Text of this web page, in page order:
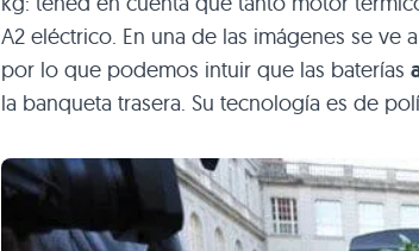
A2 eléctrico. En una de las imágenes se ve
por lo que podemos intuir que las baterías
la banqueta trasera. Su tecnología es de